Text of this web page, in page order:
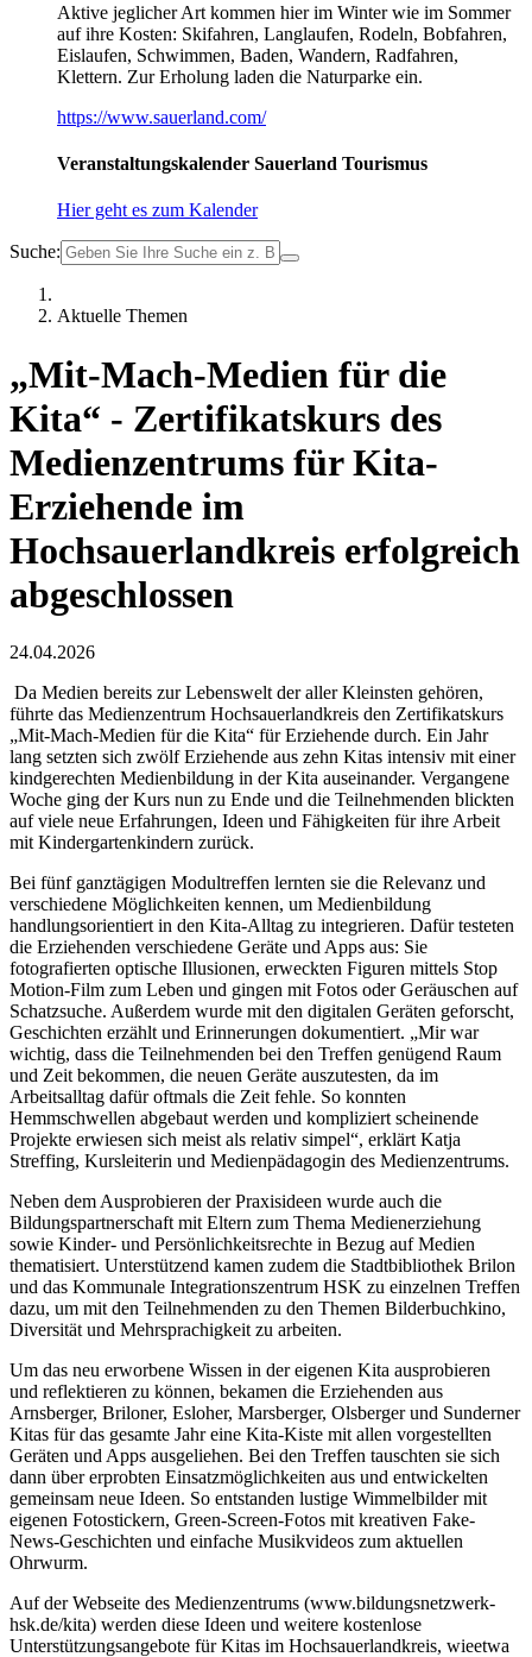
Aktive jeglicher Art kommen hier im Winter wie im Sommer
auf ihre Kosten: Skifahren, Langlaufen, Rodeln, Bobfahren,
Eislaufen, Schwimmen, Baden, Wandern, Radfahren,
Klettern. Zur Erholung laden die Naturparke ein.
https://www.sauerland.com/
Veranstaltungskalender Sauerland Tourismus
Hier geht es zum Kalender
Suche:
Aktuelle Themen
„Mit-Mach-Medien für die
Kita“ - Zertifikatskurs des
Medienzentrums für Kita-
Erziehende im
Hochsauerlandkreis erfolgreich
abgeschlossen
24.04.2026
Da Medien bereits zur Lebenswelt der aller Kleinsten gehören,
führte das Medienzentrum Hochsauerlandkreis den Zertifikatskurs
„Mit-Mach-Medien für die Kita“ für Erziehende durch. Ein Jahr
lang setzten sich zwölf Erziehende aus zehn Kitas intensiv mit einer
kindgerechten Medienbildung in der Kita auseinander. Vergangene
Woche ging der Kurs nun zu Ende und die Teilnehmenden blickten
auf viele neue Erfahrungen, Ideen und Fähigkeiten für ihre Arbeit
mit Kindergartenkindern zurück.
Bei fünf ganztägigen Modultreffen lernten sie die Relevanz und
verschiedene Möglichkeiten kennen, um Medienbildung
handlungsorientiert in den Kita-Alltag zu integrieren. Dafür testeten
die Erziehenden verschiedene Geräte und Apps aus: Sie
fotografierten optische Illusionen, erweckten Figuren mittels Stop
Motion-Film zum Leben und gingen mit Fotos oder Geräuschen auf
Schatzsuche. Außerdem wurde mit den digitalen Geräten geforscht,
Geschichten erzählt und Erinnerungen dokumentiert. „Mir war
wichtig, dass die Teilnehmenden bei den Treffen genügend Raum
und Zeit bekommen, die neuen Geräte auszutesten, da im
Arbeitsalltag dafür oftmals die Zeit fehle. So konnten
Hemmschwellen abgebaut werden und kompliziert scheinende
Projekte erwiesen sich meist als relativ simpel“, erklärt Katja
Streffing, Kursleiterin und Medienpädagogin des Medienzentrums.
Neben dem Ausprobieren der Praxisideen wurde auch die
Bildungspartnerschaft mit Eltern zum Thema Medienerziehung
sowie Kinder- und Persönlichkeitsrechte in Bezug auf Medien
thematisiert. Unterstützend kamen zudem die Stadtbibliothek Brilon
und das Kommunale Integrationszentrum HSK zu einzelnen Treffen
dazu, um mit den Teilnehmenden zu den Themen Bilderbuchkino,
Diversität und Mehrsprachigkeit zu arbeiten.
Um das neu erworbene Wissen in der eigenen Kita ausprobieren
und reflektieren zu können, bekamen die Erziehenden aus
Arnsberger, Briloner, Esloher, Marsberger, Olsberger und Sunderner
Kitas für das gesamte Jahr eine Kita-Kiste mit allen vorgestellten
Geräten und Apps ausgeliehen. Bei den Treffen tauschten sie sich
dann über erprobten Einsatzmöglichkeiten aus und entwickelten
gemeinsam neue Ideen. So entstanden lustige Wimmelbilder mit
eigenen Fotostickern, Green-Screen-Fotos mit kreativen Fake-
News-Geschichten und einfache Musikvideos zum aktuellen
Ohrwurm.
Auf der Webseite des Medienzentrums (www.bildungsnetzwerk-
hsk.de/kita) werden diese Ideen und weitere kostenlose
Unterstützungsangebote für Kitas im Hochsauerlandkreis, wieetwa